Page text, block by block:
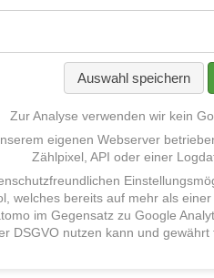
Auswahl speichern
Zur Analyse verwenden wir kein
eigenen Webserver
Zählpixel, API oder einer
, welches bereits auf mehr als
im Gegensatz zu Google
DSGVO nutzen kann und